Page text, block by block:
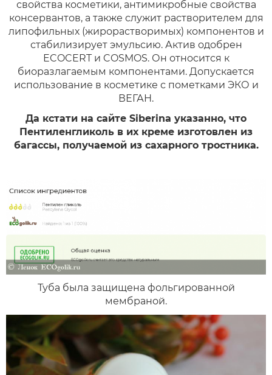
свойства косметики, антимикробные свойства
консервантов, а также служит растворителем для
липофильных (жирорастворимых) компонентов и
стабилизирует эмульсию. Актив одобрен
ECOCERT и COSMOS. Он относится к
биоразлагаемым компонентами. Допускается
использование в косметике с пометками ЭКО и
ВЕГАН.
Да кстати на сайте Siberina указанно, что
Пентиленгликоль в их креме изготовлен из
багассы, получаемой из сахарного тростника.
Туба была защищена фольгированной
мембраной.